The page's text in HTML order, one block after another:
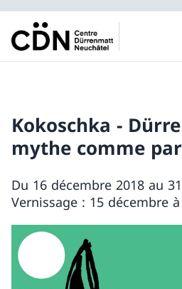
Kokoschka -
mythe comme
Du 16 décembre 2018 au
Vernissage : 15 décembre